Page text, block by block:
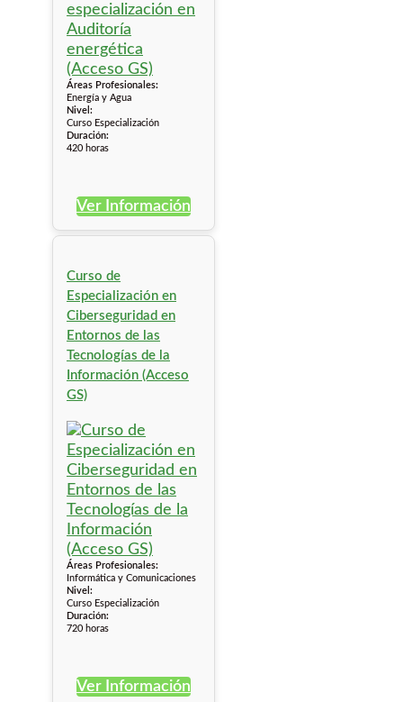
Áreas Profesionales:
Energía y Agua
Nivel:
Curso Especialización
Duración:
420 horas
Ver Información
Curso de
Especialización en
Ciberseguridad en
Entornos de las
Tecnologías de la
Información (Acceso
GS)
Áreas Profesionales:
Informática y Comunicaciones
Nivel:
Curso Especialización
Duración:
720 horas
Ver Información